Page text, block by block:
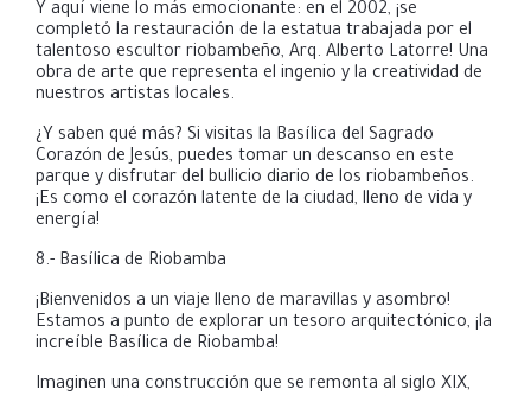
Y aquí viene lo más emocionante: en el 2002, ¡se
completó la restauración de la estatua trabajada por el
talentoso escultor riobambeño, Arq. Alberto Latorre! Una
obra de arte que representa el ingenio y la creatividad de
nuestros artistas locales.
¿Y saben qué más? Si visitas la Basílica del Sagrado
Corazón de Jesús, puedes tomar un descanso en este
parque y disfrutar del bullicio diario de los riobambeños.
¡Es como el corazón latente de la ciudad, lleno de vida y
energía!
8.- Basílica de Riobamba
¡Bienvenidos a un viaje lleno de maravillas y asombro!
Estamos a punto de explorar un tesoro arquitectónico, ¡la
increíble Basílica de Riobamba!
Imaginen una construcción que se remonta al siglo XIX,